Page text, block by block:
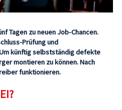
Tagen zu neuen Job-Chancen.
Prüfung und
künftig selbstständig defekte
montieren zu können. Nach
funktionieren.